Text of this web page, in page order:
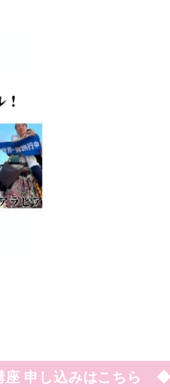
座 申し込みはこち